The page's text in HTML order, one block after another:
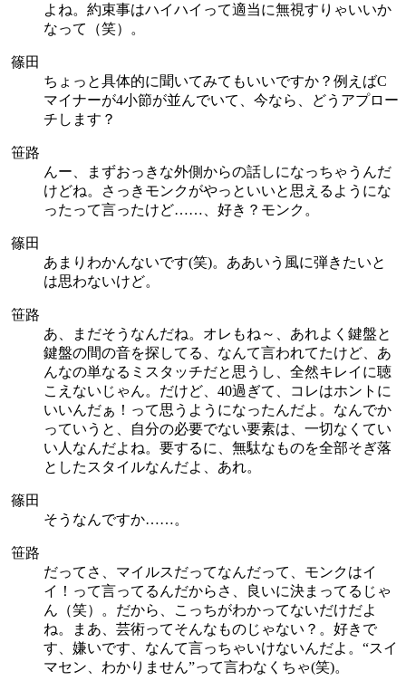
よね。約束事はハイハイって適当に無視すりゃいいか
なって（笑）。
篠田
ちょっと具体的に聞いてみてもいいですか？例えばC
マイナーが4小節が並んでいて、今なら、どうアプロー
チします？
笹路
んー、まずおっきな外側からの話しになっちゃうんだ
けどね。さっきモンクがやっといいと思えるようにな
ったって言ったけど……、好き？モンク。
篠田
あまりわかんないです(笑)。ああいう風に弾きたいと
は思わないけど。
笹路
あ、まだそうなんだね。オレもね～、あれよく鍵盤と
鍵盤の間の音を探してる、なんて言われてたけど、あ
んなの単なるミスタッチだと思うし、全然キレイに聴
こえないじゃん。だけど、40過ぎて、コレはホントに
いいんだぁ！って思うようになったんだよ。なんでか
っていうと、自分の必要でない要素は、一切なくてい
い人なんだよね。要するに、無駄なものを全部そぎ落
としたスタイルなんだよ、あれ。
篠田
そうなんですか……。
笹路
だってさ、マイルスだってなんだって、モンクはイ
イ！って言ってるんだからさ、良いに決まってるじゃ
ん（笑）。だから、こっちがわかってないだけだよ
ね。まあ、芸術ってそんなものじゃない？。好きで
す、嫌いです、なんて言っちゃいけないんだよ。“スイ
マセン、わかりません”って言わなくちゃ(笑)。